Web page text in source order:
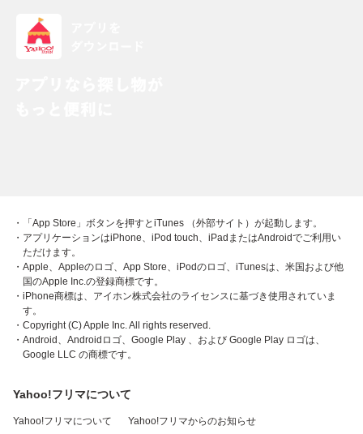
・「App Store」ボタンを押すとiTunes （外部サイト）が起動します。
・アプリケーションはiPhone、iPod touch、iPadまたはAndroidでご利用い
ただけます。
・Apple、Appleのロゴ、App Store、iPodのロゴ、iTunesは、米国および他
国のApple Inc.の登録商標です。
・iPhone商標は、アイホン株式会社のライセンスに基づき使用されていま
す。
・Copyright (C) Apple Inc. All rights reserved.
・Android、Androidロゴ、Google Play 、および Google Play ロゴは、
Google LLC の商標です。
Yahoo!フリマについて
Yahoo!フリマについて Yahoo!フリマからのお知らせ